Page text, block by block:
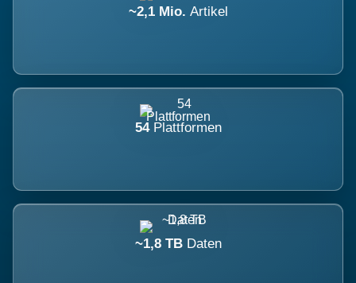
~2,1 Mio. Artikel
54 Plattformen
~1,8 TB Daten